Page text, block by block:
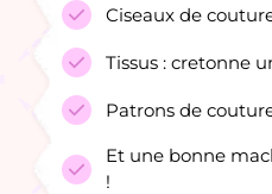
Ciseaux de
Tissus : cretonne
Patrons de
Et une bonne
!